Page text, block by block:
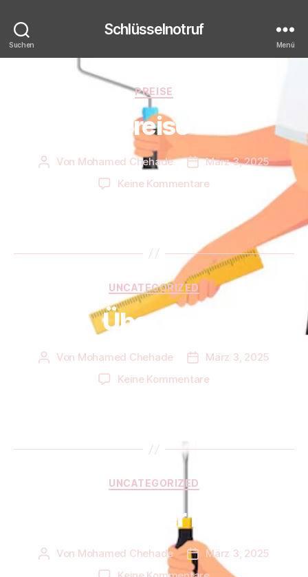
Suchen
Schlüsselnotruf
Menü
Kategorien
PREISE
Preise
Beitragsautor
Von Mohamed Chehade Beitragsdatum
März 3, 2025
Keine Kommentarezu
Kategorien
UNCATEGORIZED
Über uns
Beitragsautor
Von Mohamed Chehade Beitragsdatum
März 3, 2025
Keine Kommentarezu
Kategorien
UNCATEGORIZED
Handwerker Notruf
Beitragsautor
Von Mohamed Chehade Beitragsdatum
März 3, 2025
zu